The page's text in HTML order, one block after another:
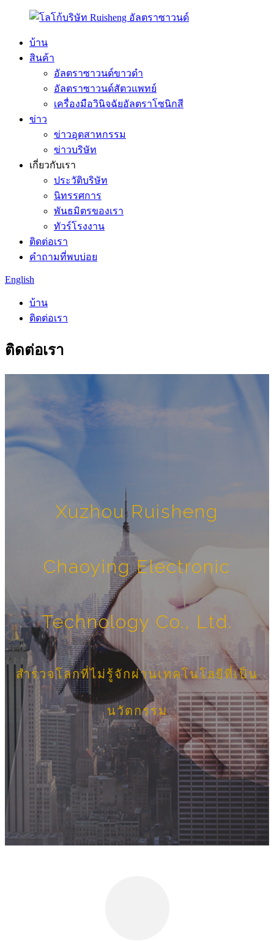
บ้าน
สินค้า
อัลตราซาวนด์ขาวดำ
อัลตราซาวนด์สัตวแพทย์
เครื่องมือวินิจฉัยอัลตราโซนิกสี
ข่าว
ข่าวอุตสาหกรรม
ข่าวบริษัท
เกี่ยวกับเรา
ประวัติบริษัท
นิทรรศการ
พันธมิตรของเรา
ทัวร์โรงงาน
ติดต่อเรา
คำถามที่พบบ่อย
English
บ้าน
ติดต่อเรา
ติดต่อเรา
Xuzhou Ruisheng
Chaoying Electronic
Technology Co., Ltd.
สำรวจโลกที่ไม่รู้จักผ่านเทคโนโลยีที่เป็น
นวัตกรรม